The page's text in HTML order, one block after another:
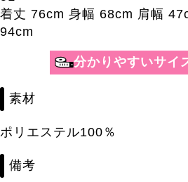
着丈 76cm 身幅 68cm 肩幅
94cm
分かりやすいサイ
素材
ポリエステル100％
備考